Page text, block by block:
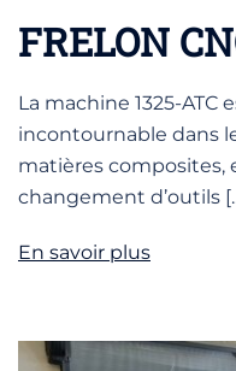
FRELON
La machine 1325-ATC
incontournable dans
matières composites,
changement d’outils
En savoir plus